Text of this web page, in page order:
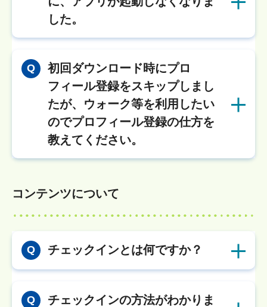
した。
Q
初回ダウンロード時にプロ
フィール登録をスキップしまし
たが、ウォーク等を利用したい
のでプロフィール登録の仕方を
教えてください。
コンテンツについて
Q チェックインとは何ですか？
Q
チェックインの方法がわかりま